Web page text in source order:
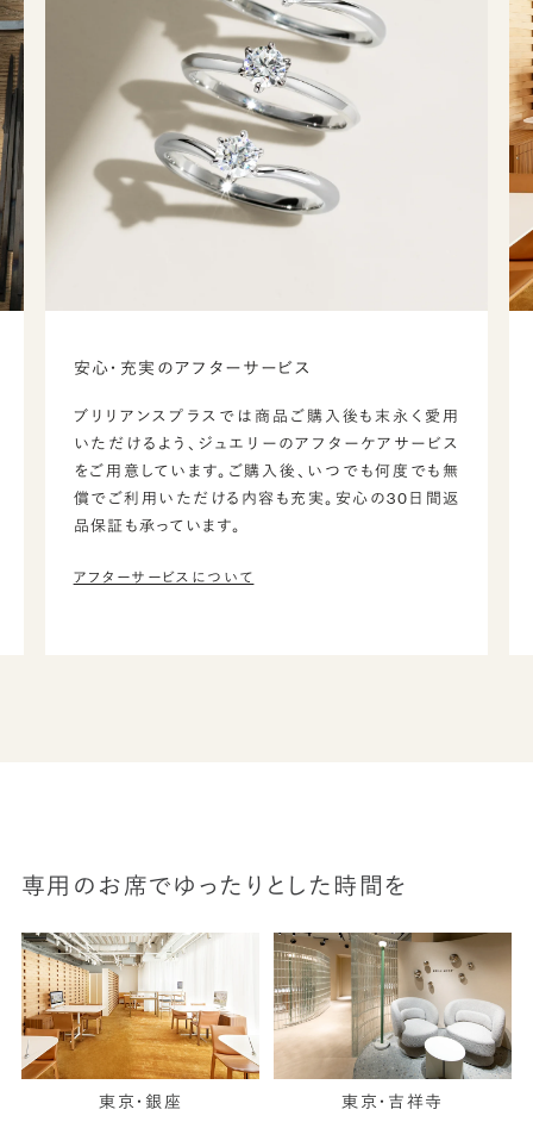
安心・充実のアフターサービス
ブリリアンスプラスでは商品ご購入後も末永く愛用
いただけるよう、ジュエリーのアフターケアサービス
をご用意しています。ご購入後、いつでも何度でも無
償でご利用いただける内容も充実。安心の30日間返
品保証も承っています。
アフターサービスについて
専用のお席でゆったりとした時間を
東京・銀座 東京・吉祥寺